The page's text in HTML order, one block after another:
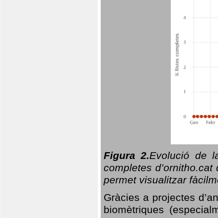
Figura 2.Evolució de
completes
permet visualitzar
Gràcies a projectes
biomètriques